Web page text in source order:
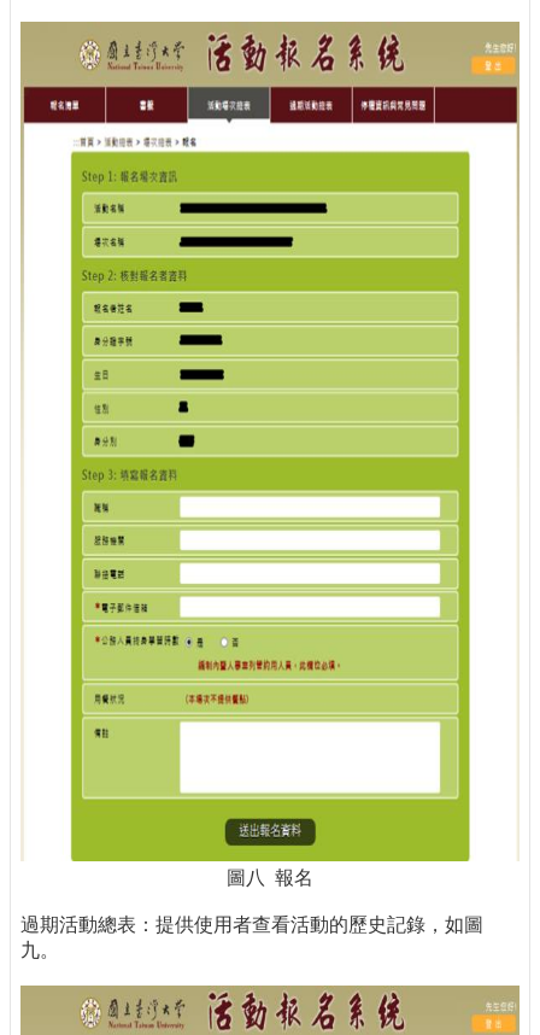
圖八 報名
過期活動總表：提供使用者查看活動的歷史記錄，如圖
九。